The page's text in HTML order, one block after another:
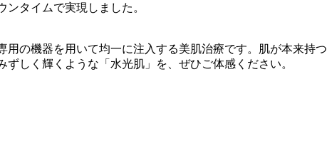
タイムで実現しました。
の機器を用いて均一に注入する美肌治療です。肌が本来持
しく輝くような「水光肌」を、ぜひご体感ください。